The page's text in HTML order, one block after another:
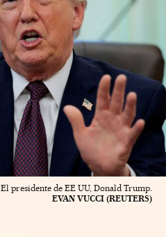
El presidente de EE UU, Donald Trump.
EVAN VUCCI (REUTERS)